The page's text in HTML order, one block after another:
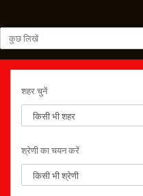
शहर चुनें
श्रेणी का चयन करें